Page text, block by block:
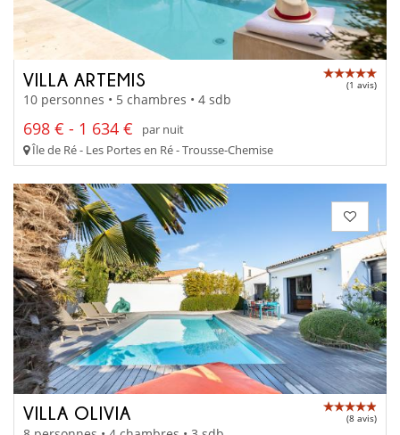
VILLA ARTEMIS (1 avis)
10 personnes • 5 chambres • 4 sdb
698 € - 1 634 €
par nuit
Île de Ré - Les Portes en Ré - Trousse-Chemise
VILLA OLIVIA (8 avis)